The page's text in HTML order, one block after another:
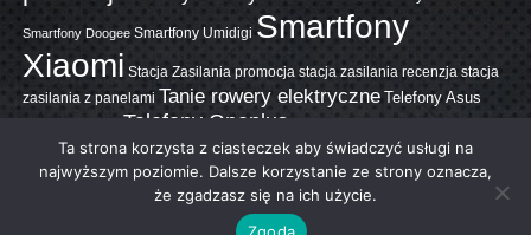
Smartfony Doogee Smartfony Umidigi Smartfony
Xiaomi Stacja Zasilania promocja stacja zasilania recenzja stacja
zasilania z panelami Tanie rowery elektryczne Telefony Asus
Telefony Oneplus
Telefony Xiaomi Ulefone promocja Ulefone
Ulefone Telefony XiaomiYeelight
Ta strona korzysta z ciasteczek aby świadczyć usługi na
najwyższym poziomie. Dalsze korzystanie ze strony oznacza,
że zgadzasz się na ich użycie.
Zgoda